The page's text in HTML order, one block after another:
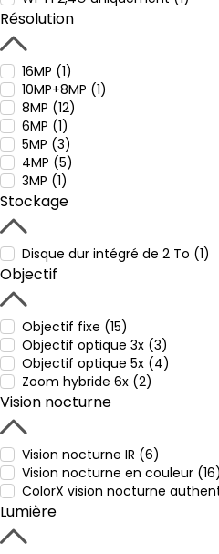
Résolution
16MP (1)
10MP+8MP (1)
8MP (12)
6MP (1)
5MP (3)
4MP (5)
3MP (1)
Stockage
Disque dur intégré de 2 To (1)
Objectif
Objectif fixe (15)
Objectif optique 3x (3)
Objectif optique 5x (4)
Zoom hybride 6x (2)
Vision nocturne
Vision nocturne IR (6)
Vision nocturne en couleur (16)
ColorX vision nocturne
Lumière